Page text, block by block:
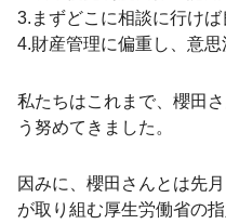
3.まずどこに相談に行け
4.財産管理に偏重し、意
私たちはこれまで、櫻田
う努めてきました。
因みに、櫻田さんとは先
が取り組む厚生労働省の